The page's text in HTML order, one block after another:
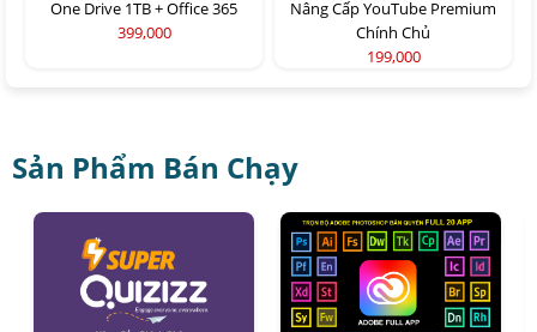
One Drive 1TB + Office 365
399,000
Nâng Cấp YouTube Premium
Chính Chủ
199,000
Sản Phẩm Bán Chạy